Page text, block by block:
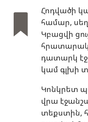
Հոդվածի
համար,
Կբացվի
դատարկ
կամ գլխի
Կոնկրետ
վրա
տեքստին,